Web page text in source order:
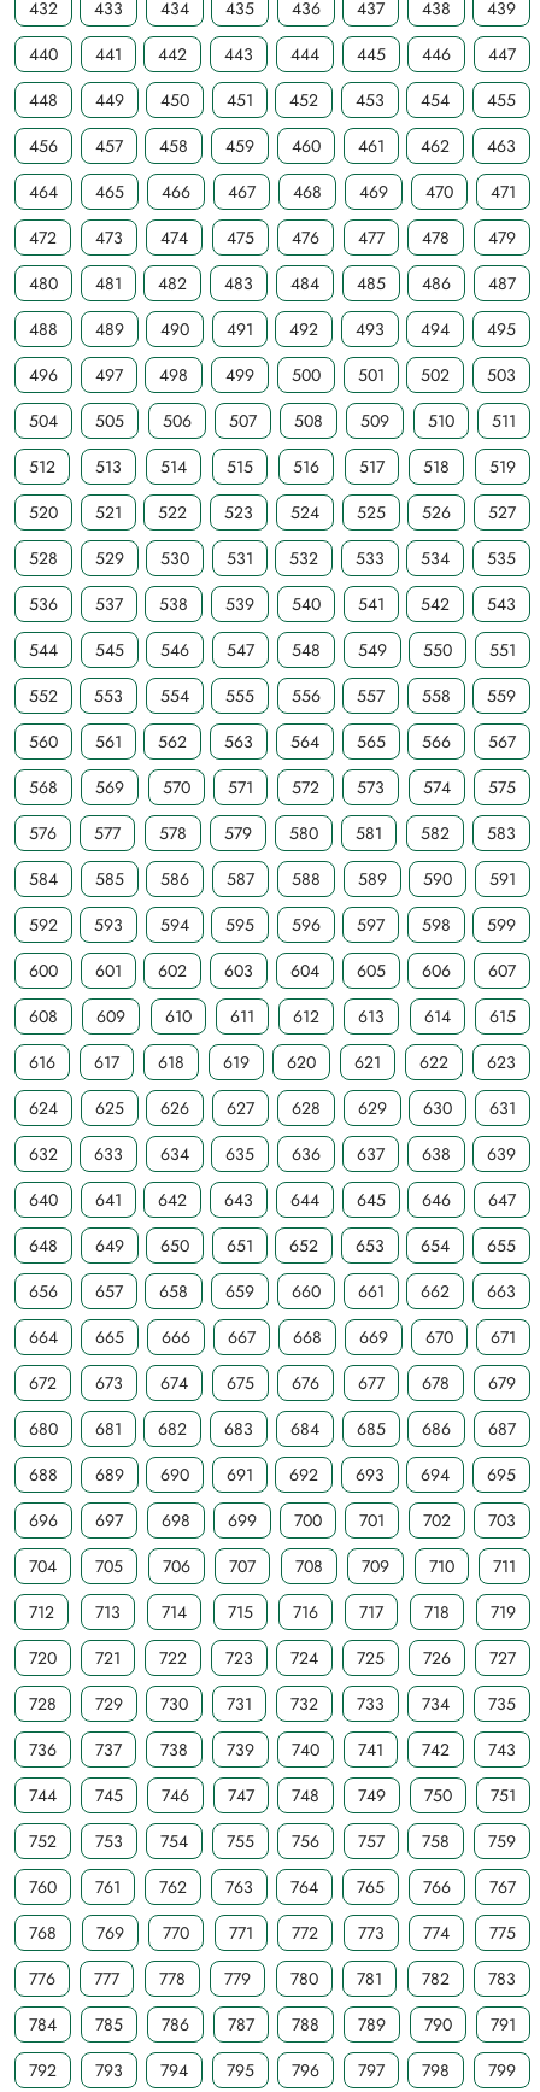
432 433 434 435 436 437 438
439
440
441 442 443 444 445 446
447
448
449 450 451 452 453 454
455
456
457 458 459 460 461 462
463
464
465 466 467 468 469 470
471
472
473 474 475 476 477 478
479
480
481 482 483 484 485 486
487
488
489 490 491 492 493 494
495
496
497 498 499 500 501 502
503
504
505 506 507 508 509 510
511
512
513 514 515 516 517 518
519
520
521 522 523 524 525 526
527
528
529 530 531 532 533 534
535
536
537 538 539 540 541 542
543
544
545 546 547 548 549 550
551
552
553 554 555 556 557 558
559
560
561 562 563 564 565 566
567
568
569 570 571 572 573 574
575
576
577 578 579 580 581 582
583
584
585 586 587 588 589 590
591
592
593 594 595 596 597 598
599
600
601 602 603 604 605 606
607
608
609 610 611 612 613 614
615
616
617 618 619 620 621 622
623
624
625 626 627 628 629 630
631
632
633 634 635 636 637 638
639
640
641 642 643 644 645 646
647
648
649 650 651 652 653 654
655
656
657 658 659 660 661 662
663
664
665 666 667 668 669 670
671
672
673 674 675 676 677 678
679
680
681 682 683 684 685 686
687
688
689 690 691 692 693 694
695
696
697 698 699 700 701 702
703
704
705 706 707 708 709 710
711
712
713 714 715 716 717 718
719
720
721 722 723 724 725 726
727
728
729 730 731 732 733 734
735
736
737 738 739 740 741 742
743
744
745 746 747 748 749 750
751
752
753 754 755 756 757 758
759
760
761 762 763 764 765 766
767
768
769 770 771 772 773 774
775
776
777 778 779 780 781 782
783
784
785 786 787 788 789 790
791
792
793 794 795 796 797 798
799